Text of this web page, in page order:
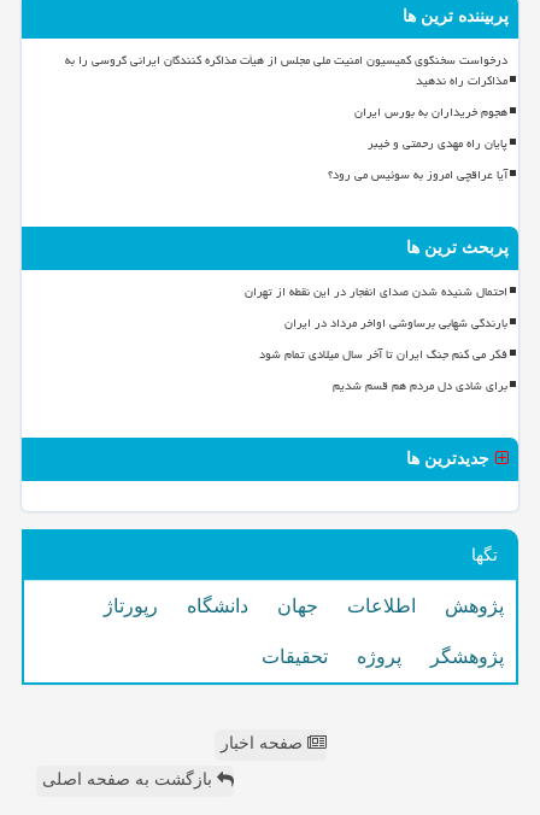
پربیننده ترین ها
درخواست سخنگوی کمیسیون امنیت ملی مجلس از هیأت مذاکره کنندگان ایرانی گروسی را به
مذاکرات راه ندهید
هجوم خریداران به بورس ایران
پایان راه مهدی رحمتی و خیبر
آیا عراقچی امروز به سوئیس می رود؟
پربحث ترین ها
احتمال شنیده شدن صدای انفجار در این نقطه از تهران
بارندگی شهابی برساوشی اواخر مرداد در ایران
فکر می کنم جنگ ایران تا آخر سال میلادی تمام شود
برای شادی دل مردم هم قسم شدیم
جدیدترین ها
تگها
پژوهش اطلاعات جهان دانشگاه رپورتاژ
پژوهشگر پروژه تحقیقات
صفحه اخبار
بازگشت به صفحه اصلی